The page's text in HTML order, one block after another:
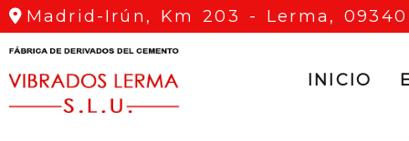
Madrid-Irún, Km 203 - Lerma,09340
INICIO